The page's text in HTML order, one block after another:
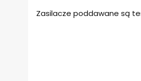
Zasilacze poddawane są